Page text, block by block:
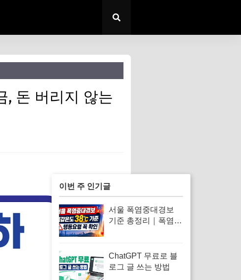
, 돈 버리지 않는
이번 주 인기글
서울 폭염중대경보
기준 총정리｜폭염경
ChatGPT 무료로 블
로그 글 쓰는 방법